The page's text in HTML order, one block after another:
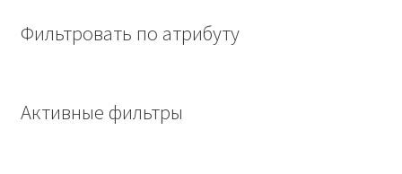
Фильтровать по атрибуту
Активные фильтры